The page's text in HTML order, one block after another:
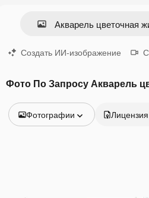
Создать ИИ-изображение
Фото По Запросу Акварель
Фотографии Лицензия